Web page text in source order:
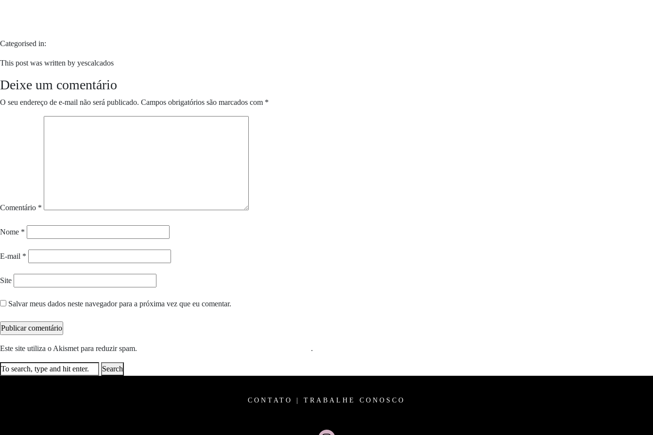
Categorised in:
This post was written by yescalcados
Deixe um comentário
O seu endereço de e-mail não será publicado. Campos obrigatórios são marcados com *
Comentário *
Nome *
E-mail *
Site
Salvar meus dados neste navegador para a próxima vez que eu comentar.
Este site utiliza o Akismet para reduzir spam. .
Search
CONTATO TRABALHE CONOSCO